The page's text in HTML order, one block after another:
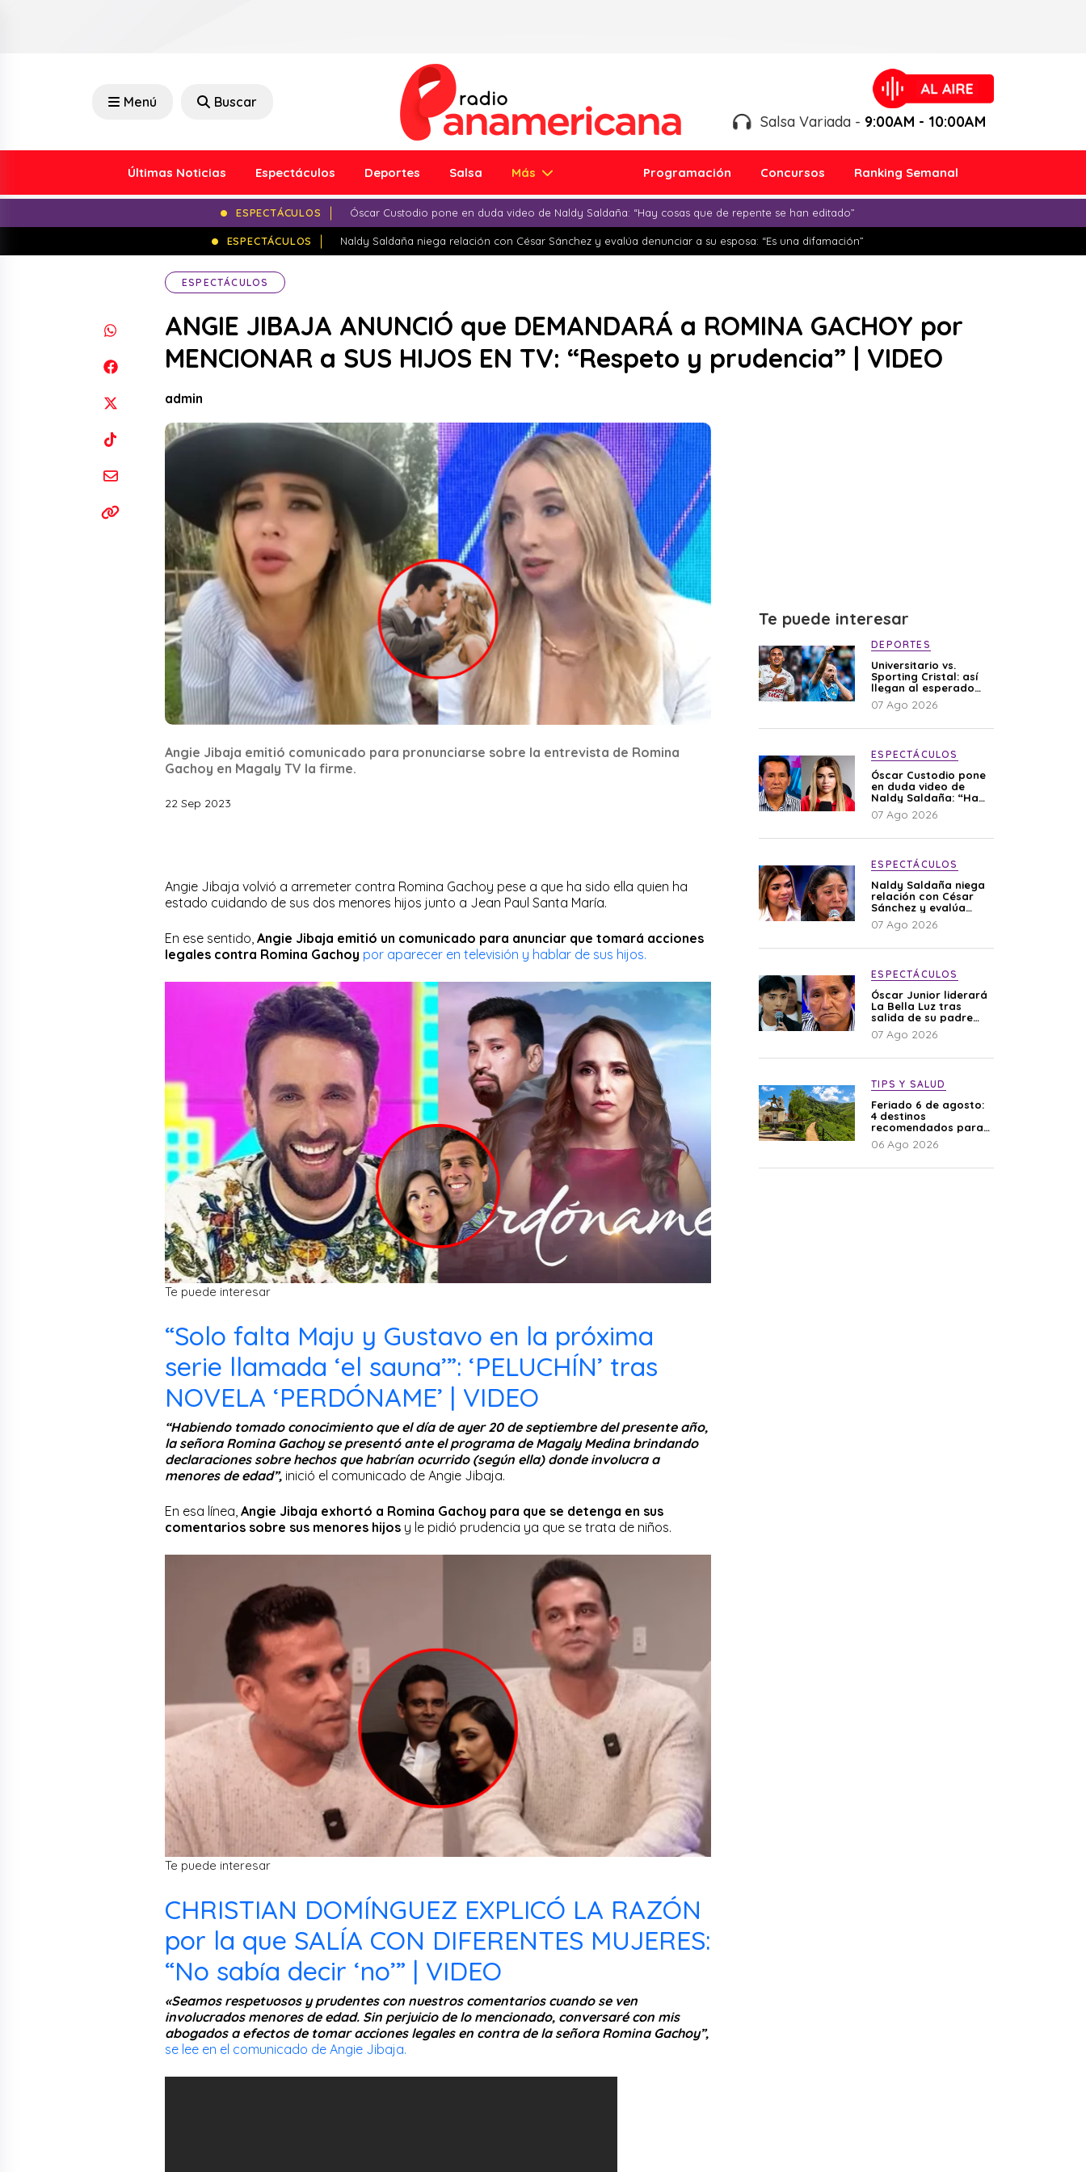
Menú Buscar
Salsa Variada - 9:00AM - 10:00AM
Últimas Noticias Espectáculos Deportes Salsa Más Programación Concursos Ranking Semanal
ESPECTÁCULOS Óscar Custodio pone en duda video de Naldy Saldaña: “Hay cosas que de repente se han editado”
ESPECTÁCULOS Naldy Saldaña niega relación con César Sánchez y evalúa denunciar a su esposa: “Es una difamación”
ESPECTÁCULOS
ANGIE JIBAJA ANUNCIÓ que DEMANDARÁ a ROMINA GACHOY por
MENCIONAR a SUS HIJOS EN TV: “Respeto y prudencia” | VIDEO
admin
Angie Jibaja emitió comunicado para pronunciarse sobre la entrevista de Romina
Gachoy en Magaly TV la firme.
22 Sep 2023
Angie Jibaja volvió a arremeter contra Romina Gachoy pese a que ha sido ella quien ha
estado cuidando de sus dos menores hijos junto a Jean Paul Santa María.
En ese sentido, Angie Jibaja emitió un comunicado para anunciar que tomará acciones
legales contra Romina Gachoy por aparecer en televisión y hablar de sus hijos.
Te puede interesar
“Solo falta Maju y Gustavo en la próxima
serie llamada ‘el sauna’”: ‘PELUCHÍN’ tras
NOVELA ‘PERDÓNAME’ | VIDEO
“Habiendo tomado conocimiento que el día de ayer 20 de septiembre del presente año,
la señora Romina Gachoy se presentó ante el programa de Magaly Medina brindando
declaraciones sobre hechos que habrían ocurrido (según ella) donde involucra a
menores de edad”, inició el comunicado de Angie Jibaja.
En esa línea, Angie Jibaja exhortó a Romina Gachoy para que se detenga en sus
comentarios sobre sus menores hijos y le pidió prudencia ya que se trata de niños.
Te puede interesar
CHRISTIAN DOMÍNGUEZ EXPLICÓ LA RAZÓN
por la que SALÍA CON DIFERENTES MUJERES:
“No sabía decir ‘no’” | VIDEO
«Seamos respetuosos y prudentes con nuestros comentarios cuando se ven
involucrados menores de edad. Sin perjuicio de lo mencionado, conversaré con mis
abogados a efectos de tomar acciones legales en contra de la señora Romina Gachoy”,
se lee en el comunicado de Angie Jibaja.
Te puede interesar
DEPORTES
Universitario vs.
Sporting Cristal: así
llegan al esperado
duelo
07 Ago 2026
ESPECTÁCULOS
Óscar Custodio pone
en duda video de
Naldy Saldaña: “Hay
cosas que de repente
se han editado”
07 Ago 2026
ESPECTÁCULOS
Naldy Saldaña niega
relación con César
Sánchez y evalúa
denunciar a su
esposa: “Es una
07 Ago 2026
ESPECTÁCULOS
Óscar Junior liderará
La Bella Luz tras
salida de su padre
por polémica con
Naldy Saldaña
07 Ago 2026
TIPS Y SALUD
Feriado 6 de agosto:
4 destinos
recomendados para
disfrutar el descanso
06 Ago 2026